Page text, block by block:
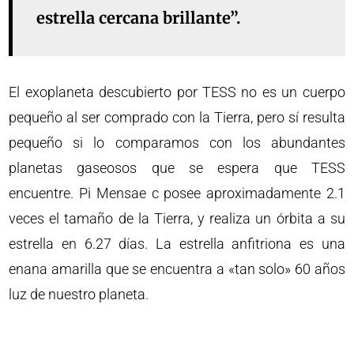
estrella cercana brillante”.
El exoplaneta descubierto por TESS no es un cuerpo
pequeño al ser comprado con la Tierra, pero sí resulta
pequeño si lo comparamos con los abundantes
planetas gaseosos que se espera que TESS
encuentre. Pi Mensae c posee aproximadamente 2.1
veces el tamaño de la Tierra, y realiza un órbita a su
estrella en 6.27 días. La estrella anfitriona es una
enana amarilla que se encuentra a «tan solo» 60 años
luz de nuestro planeta.